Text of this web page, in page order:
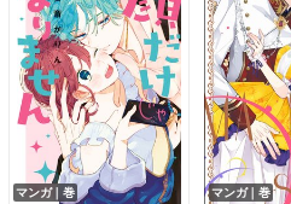
マンガ｜巻 マンガ｜巻